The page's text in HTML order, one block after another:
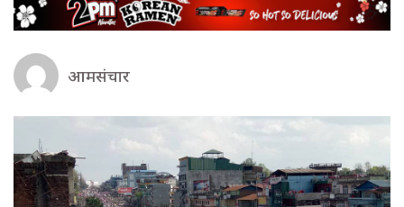
आमसंचार